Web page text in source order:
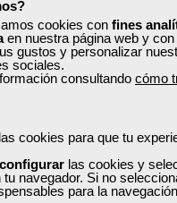
cookies con fines
en nuestra página web y con
gustos y personalizar
sociales.
consultando cómo
las cookies para que tu
configurar las cookies y
navegador. Si no
para la